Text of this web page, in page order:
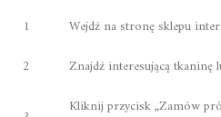
1
Wejdź na stronę sklepu
2
Znajdź interesującą tkaninę
Kliknij przycisk „Zamów